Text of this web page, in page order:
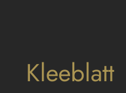
Kleeblatt